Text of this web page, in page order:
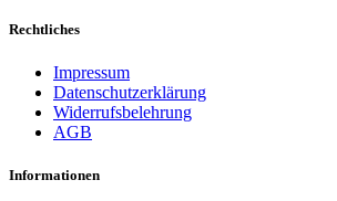
Rechtliches
Impressum
Datenschutzerklärung
Widerrufsbelehrung
AGB
Informationen